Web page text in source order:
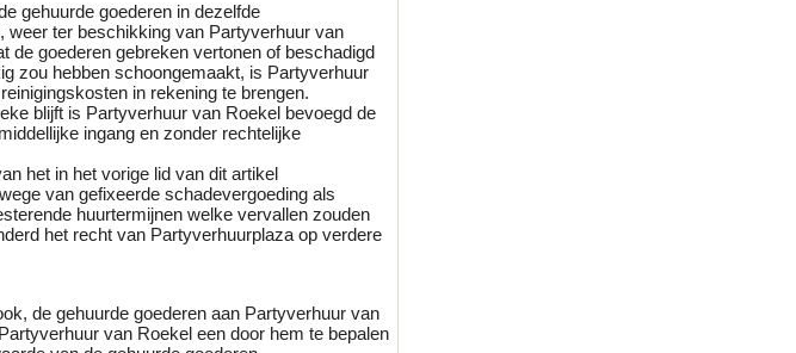
gehuurde goederen in dezelfde
weer ter beschikking van Partyverhuur van
de goederen gebreken vertonen of beschadigd
zou hebben schoongemaakt, is Partyverhuur
in rekening te brengen.
blijft is Partyverhuur van Roekel bevoegd de
ingang en zonder rechtelijke
het in het vorige lid van dit artikel
van gefixeerde schadevergoeding als
huurtermijnen welke vervallen zouden
het recht van Partyverhuurplaza op verdere
de gehuurde goederen aan Partyverhuur van
van Roekel een door hem te bepalen